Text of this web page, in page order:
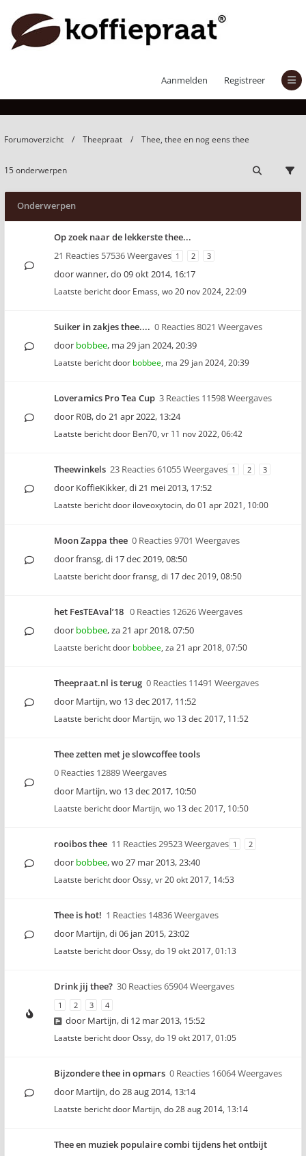
Aanmelden Registreer
Thee, thee en nog eens thee
Forumoverzicht Theepraat Thee, thee en nog eens thee
15 onderwerpen
Onderwerpen
Op zoek naar de lekkerste thee...
21 Reacties 57536 Weergaves 1 2 3
doorwanner,do 09 okt 2014, 16:17
Laatste bericht door Emass, wo 20 nov 2024, 22:09
Suiker in zakjes thee.... 0 Reacties 8021 Weergaves
door bobbee, ma 29 jan 2024, 20:39
Laatste bericht door bobbee, ma 29 jan 2024, 20:39
Loveramics Pro Tea Cup 3 Reacties 11598 Weergaves
door R0B,do 21 apr 2022, 13:24
Laatste bericht door Ben70, vr 11 nov 2022, 06:42
Theewinkels 23 Reacties 61055 Weergaves 1 2 3
door KoffieKikker,di 21 mei 2013, 17:52
Laatste bericht door iloveoxytocin, do 01 apr 2021, 10:00
Moon Zappa thee 0 Reacties 9701 Weergaves
doorfransg,di 17 dec 2019, 08:50
Laatste bericht doorfransg, di 17 dec 2019, 08:50
het FesTEAval’18 0 Reacties 12626 Weergaves
door bobbee,za 21 apr 2018, 07:50
Laatste bericht door bobbee, za 21 apr 2018, 07:50
Theepraat.nl is terug 0 Reacties 11491 Weergaves
door Martijn,wo 13 dec 2017, 11:52
Laatste bericht door Martijn, wo 13 dec 2017, 11:52
Thee zetten met je slowcoffee tools
0 Reacties 12889 Weergaves
door Martijn,wo 13 dec 2017, 10:50
Laatste bericht door Martijn, wo 13 dec 2017, 10:50
rooibos thee 11 Reacties 29523 Weergaves 1 2
door bobbee,wo 27 mar 2013, 23:40
Laatste bericht doorOssy, vr 20 okt 2017, 14:53
Thee is hot! 1 Reacties 14836 Weergaves
door Martijn,di 06 jan 2015, 23:02
Laatste bericht doorOssy, do 19 okt 2017, 01:13
Drink jij thee? 30 Reacties 65904 Weergaves
1 2 3 4
door Martijn,di 12 mar 2013, 15:52
Laatste bericht doorOssy, do 19 okt 2017, 01:05
Bijzondere thee in opmars 0 Reacties 16064 Weergaves
door Martijn,do 28 aug 2014, 13:14
Laatste bericht door Martijn, do 28 aug 2014, 13:14
Thee en muziek populaire combi tijdens het ontbijt